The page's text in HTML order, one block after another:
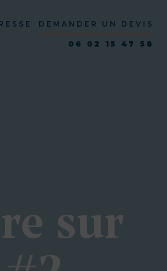
DEMANDER UN DEVIS
06 02 15 47 58
sur